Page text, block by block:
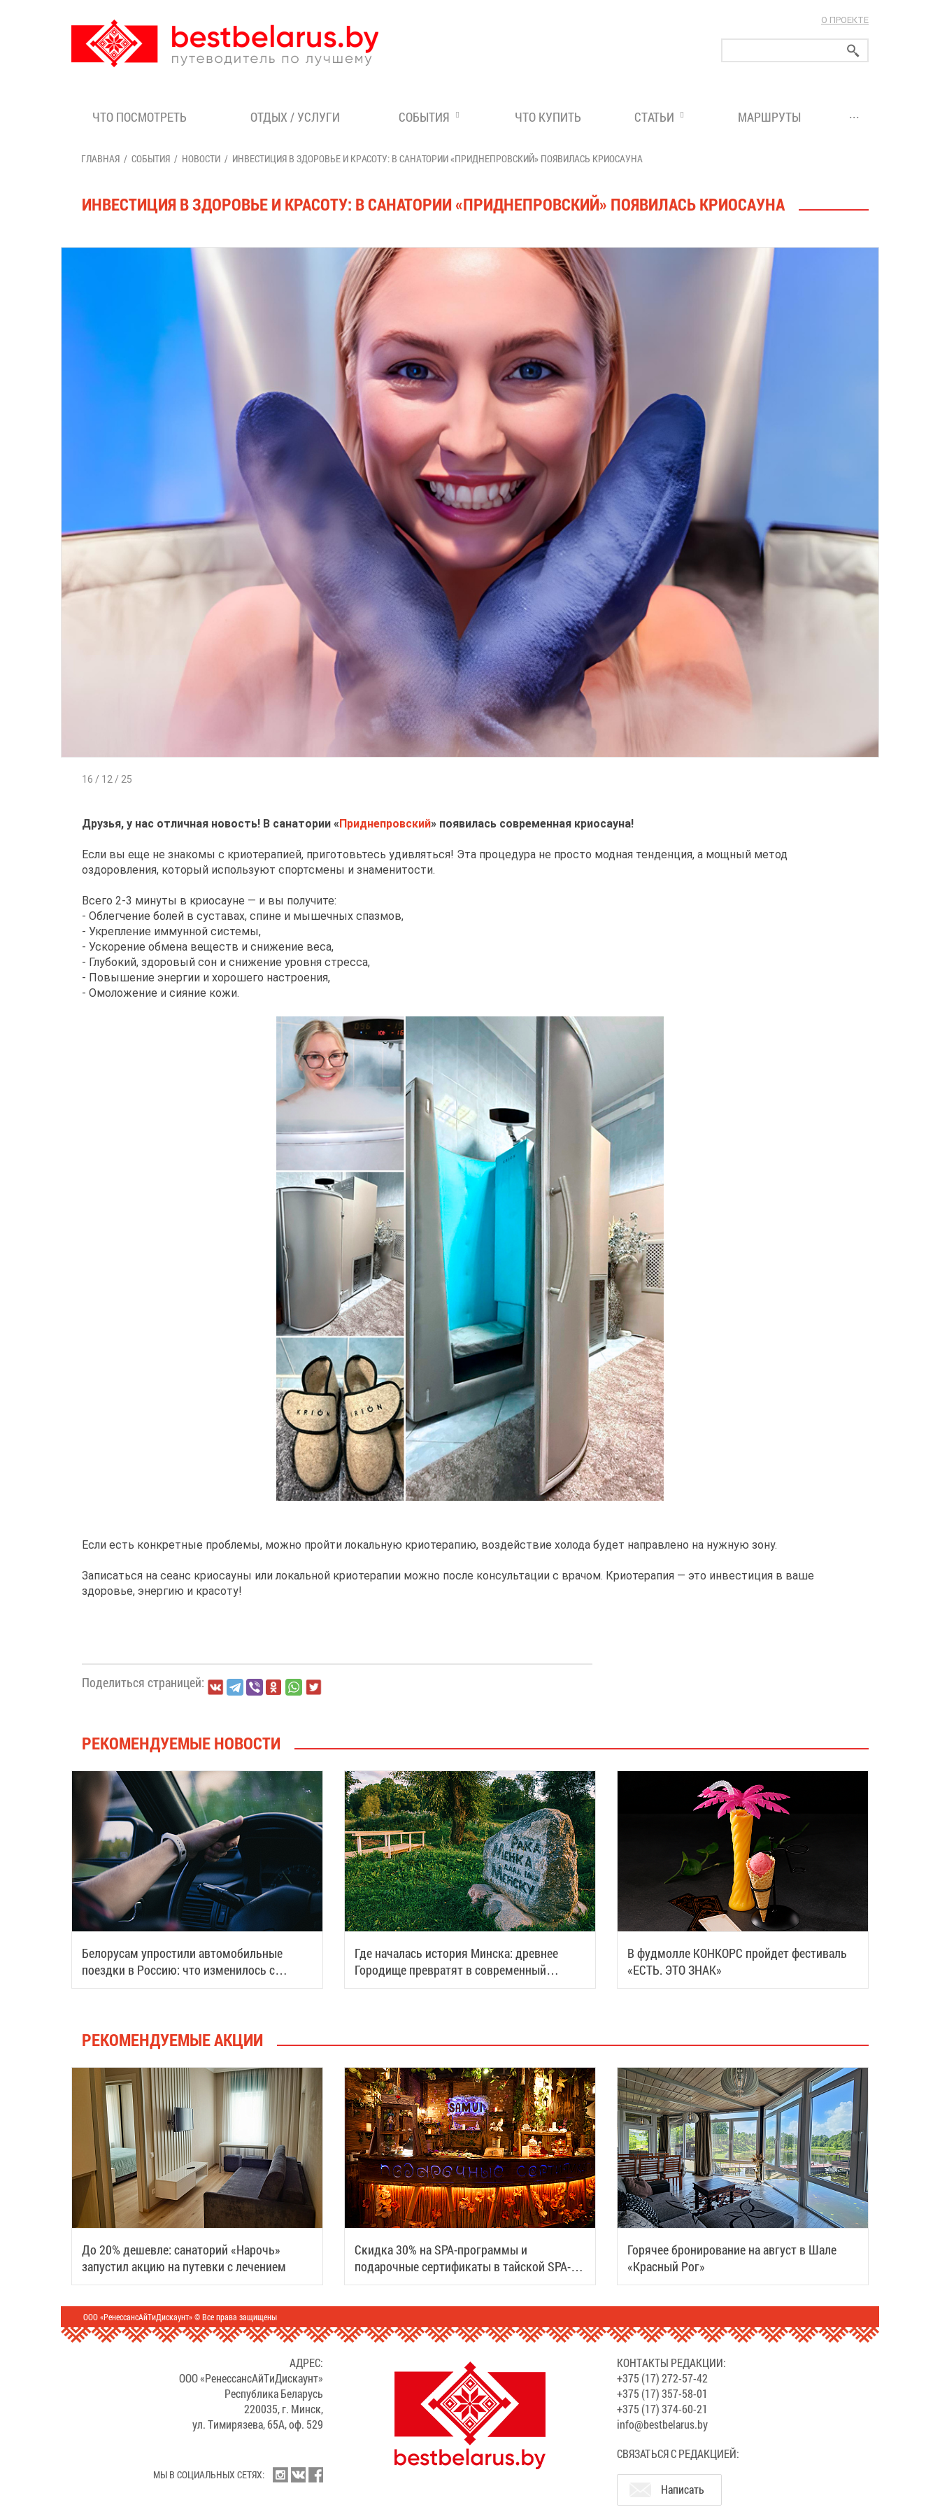
О ПРОЕКТЕ
ЧТО ПОСМОТРЕТЬ ОТДЫХ / УСЛУГИ СОБЫТИЯ ЧТО КУПИТЬ СТАТЬИ МАРШРУТЫ ...
ГЛАВНАЯ СОБЫТИЯ НОВОСТИ ИНВЕСТИЦИЯ В ЗДОРОВЬЕ И КРАСОТУ: В САНАТОРИИ «ПРИДНЕПРОВСКИЙ» ПОЯВИЛАСЬ КРИОСАУНА
ИНВЕСТИЦИЯ В ЗДОРОВЬЕ И КРАСОТУ: В САНАТОРИИ «ПРИДНЕПРОВСКИЙ» ПОЯВИЛАСЬ КРИОСАУНА
16 / 12 / 25
Друзья, у нас отличная новость! В санатории « Приднепровский» появилась современная криосауна!
Если вы еще не знакомы с криотерапией, приготовьтесь удивляться! Эта процедура не просто модная тенденция, а мощный метод
оздоровления, который используют спортсмены и знаменитости.
Всего 2-3 минуты в криосауне — и вы получите:
- Облегчение болей в суставах, спине и мышечных спазмов,
- Укрепление иммунной системы,
- Ускорение обмена веществ и снижение веса,
- Глубокий, здоровый сон и снижение уровня стресса,
- Повышение энергии и хорошего настроения,
- Омоложение и сияние кожи.
Если есть конкретные проблемы, можно пройти локальную криотерапию, воздействие холода будет направлено на нужную зону.
Записаться на сеанс криосауны или локальной криотерапии можно после консультации с врачом. Криотерапия — это инвестиция в ваше
здоровье, энергию и красоту!
Поделиться страницей:
РЕКОМЕНДУЕМЫЕ НОВОСТИ
Белорусам упростили автомобильные
поездки в Россию: что изменилось с
августа
Где началась история Минска: древнее
Городище превратят в современный
туристический центр
В фудмолле КОНКОРС пройдет фестиваль
«ЕСТЬ. ЭТО ЗНАК»
РЕКОМЕНДУЕМЫЕ АКЦИИ
До 20% дешевле: санаторий «Нарочь»
запустил акцию на путевки с лечением
Скидка 30% на SPA-программы и
подарочные сертификаты в тайской SPA-
деревне Samui
Горячее бронирование на август в Шале
«Красный Рог»
ООО «РенессансАйТиДискаунт» © Все права защищены
АДРЕС:
ООО «РенессансАйТиДискаунт»
Республика Беларусь
220035, г. Минск,
ул. Тимирязева, 65А, оф. 529
МЫ В СОЦИАЛЬНЫХ СЕТЯХ:
КОНТАКТЫ РЕДАКЦИИ:
+375 (17) 272-57-42
+375 (17) 357-58-01
+375 (17) 374-60-21
info@bestbelarus.by
СВЯЗАТЬСЯ С РЕДАКЦИЕЙ:
Написать